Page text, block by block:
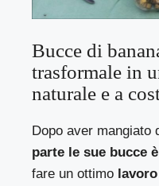
Bucce di
trasformale in
naturale e a
Dopo aver mangiato
parte le sue bucce
fare un ottimo